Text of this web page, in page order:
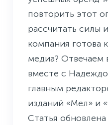
повторить этот
рассчитать силы
компания готова
медиа? Отвечаем
вместе с
главным
изданий «Мел» и
Статья обновлена